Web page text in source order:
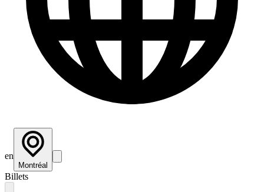
en
Montréal
Billets